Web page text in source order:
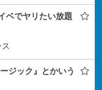
ベでヤリたい放題
ジック』とかいう